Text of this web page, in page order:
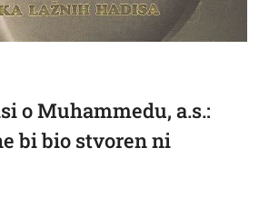
o Muhammedu, a.s.:
bi bio stvoren ni